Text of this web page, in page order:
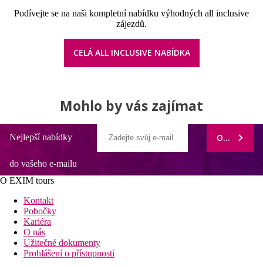
Podívejte se na naši kompletní nabídku výhodných all inclusive
zájezdů.
CELÁ ALL INCLUSIVE NABÍDKA
Mohlo by vás zajímat
Nejlepší nabídky
do vašeho e-mailu
ODEBÍRAT
O EXIM tours
Kontakt
Pobočky
Kariéra
O nás
Užitečné dokumenty
Prohlášení o přístupnosti